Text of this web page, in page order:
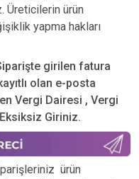
Üreticilerin ürün
yapma hakları
girilen fatura
olan e-posta
Vergi Dairesi , Vergi
Giriniz.
ürün